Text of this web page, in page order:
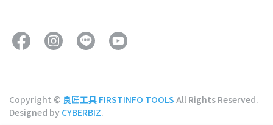
Copyright © 良匠工具 FIRSTINFO TOOLS All Rights Reserved.
Designed by CYBERBIZ.